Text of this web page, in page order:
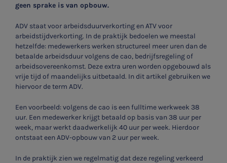
geen sprake is van opbouw.
ADV staat voor arbeidsduurverkorting en ATV voor
arbeidstijdverkorting. In de praktijk bedoelen we meestal
hetzelfde: medewerkers werken structureel meer uren dan de
betaalde arbeidsduur volgens de cao, bedrijfsregeling of
arbeidsovereenkomst. Deze extra uren worden opgebouwd als
vrije tijd of maandelijks uitbetaald. In dit artikel gebruiken we
hiervoor de term ADV.
Een voorbeeld: volgens de cao is een fulltime werkweek 38
uur. Een medewerker krijgt betaald op basis van 38 uur per
week, maar werkt daadwerkelijk 40 uur per week. Hierdoor
ontstaat een ADV-opbouw van 2 uur per week.
In de praktijk zien we regelmatig dat deze regeling verkeerd